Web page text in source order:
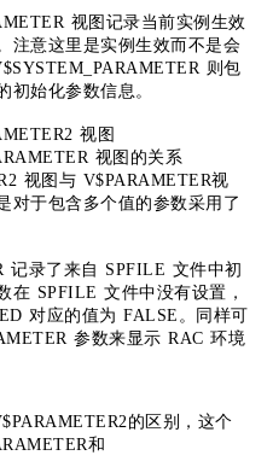
视图记录当前实例生效
注意这里是实例生效而不是会
则包
初始化参数信息。
视图
视图的关系
视图与 V$PARAMETER视
对于包含多个值的参数采用了
记录了来自 SPFILE 文件中初
在 SPFILE 文件中没有设置，
对应的值为 FALSE。同样可
参数来显示 RAC 环境
的区别，这个
和